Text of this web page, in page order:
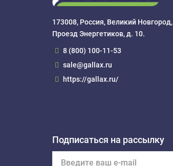
173008, Россия, Великий Новгород,
Проезд Энергетиков, д. 10.
8 (800) 100-11-53
sale@gallax.ru
https://gallax.ru/
Подписаться на рассылку